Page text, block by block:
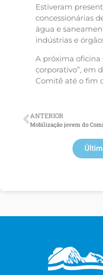
Estiveram
concessionárias
água e
indústrias e
A próxima oficina
corporativo”, em
Comitê até o fim
ANTERIOR